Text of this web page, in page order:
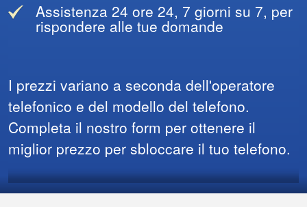
Assistenza 24 ore 24, 7 giorni su 7, per
rispondere alle tue domande
I prezzi variano a seconda dell'operatore
telefonico e del modello del telefono.
Completa il nostro form per ottenere il
miglior prezzo per sbloccare il tuo telefono.